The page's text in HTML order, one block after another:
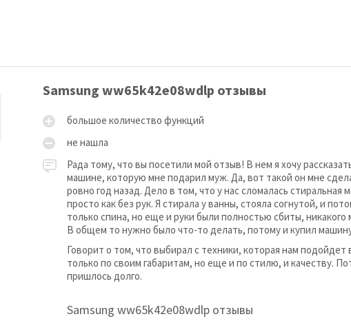
Samsung ww65k42e08wdlp отзывы
большое количество функций
не нашла
Рада тому, что вы посетили мой отзыв! В нем я хочу
машине, которую мне подарил муж. Да, вот такой он мне
ровно год назад. Дело в том, что у нас сломалась стиральная
просто как без рук. Я стирала у ванны, стояла согнутой, и
только спина, но еще и руки были полностью сбиты, никакого
В общем то нужно было что-то делать, потому и купил
Говорит о том, что выбирал с техники, которая нам подойдет
только по своим габаритам, но еще и по стилю, и качеству.
пришлось долго.
Samsung ww65k42e08wdlp отзывы